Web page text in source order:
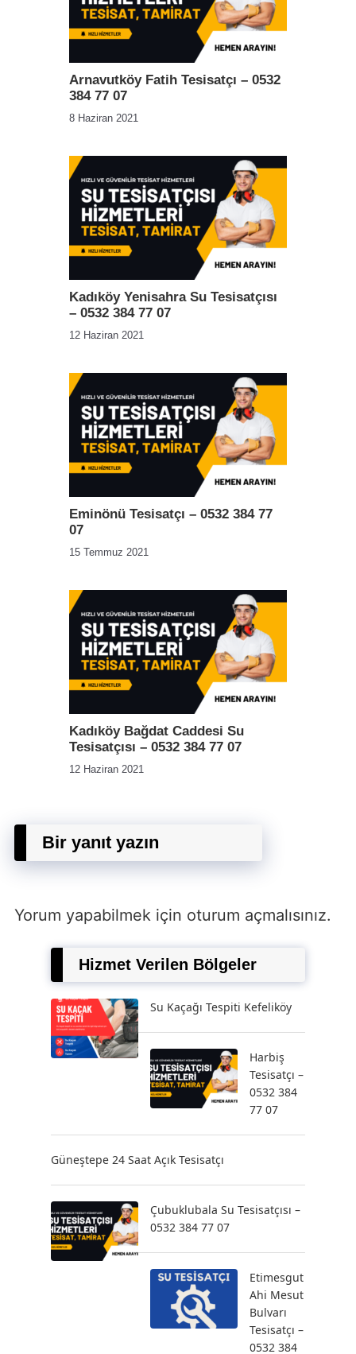
Arnavutköy Fatih Tesisatçı – 0532
384 77 07
8 Haziran 2021
Kadıköy Yenisahra Su Tesisatçısı
– 0532 384 77 07
12 Haziran 2021
Eminönü Tesisatçı – 0532 384 77
07
15 Temmuz 2021
Kadıköy Bağdat Caddesi Su
Tesisatçısı – 0532 384 77 07
12 Haziran 2021
Bir yanıt yazın
Yorum yapabilmek için oturum açmalısınız.
Hizmet Verilen Bölgeler
Su Kaçağı Tespiti Kefeliköy
Harbiş
Tesisatçı –
0532 384
77 07
Güneştepe 24 Saat Açık Tesisatçı
Çubuklubala Su Tesisatçısı –
0532 384 77 07
Etimesgut
Ahi Mesut
Bulvarı
Tesisatçı –
0532 384